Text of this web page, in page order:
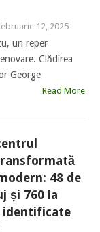
12, 2025
un reper
Clădirea
George
Read More
48 de
și 760 la
identificate